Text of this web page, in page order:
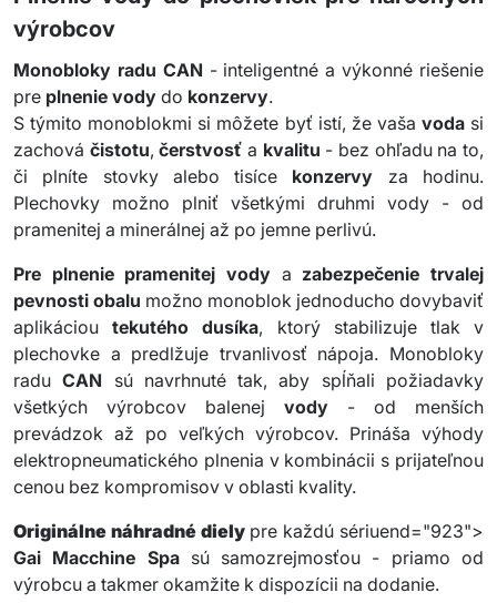
výrobcov
Monobloky radu CAN - inteligentné a výkonné riešenie
pre plnenie vody do konzervy.
S týmito monoblokmi si môžete byť istí, že vaša vodasi
zachová čistotu,čerstvosť a kvalitu - bez ohľadu na to,
či plníte stovky alebo tisíce konzervy za hodinu.
Plechovky možno plniť všetkými druhmi vody - od
pramenitej a minerálnej až po jemne perlivú.
Pre plnenie pramenitej vody a zabezpečenie trvalej
pevnosti obalu možno monoblok jednoducho dovybaviť
aplikácioutekutého dusíka, ktorý stabilizuje tlak v
plechovke a predlžuje trvanlivosť nápoja. Monobloky
raduCAN sú navrhnuté tak, aby spĺňali požiadavky
všetkých výrobcov balenej vody - od menších
prevádzok až po veľkých výrobcov. Prináša výhody
elektropneumatického plnenia v kombinácii s prijateľnou
cenou bez kompromisov v oblasti kvality.
Originálne náhradné diely pre každú sériuend="923">
Gai Macchine Spasú samozrejmosťou - priamo od
výrobcu a takmer okamžite k dispozícii na dodanie.